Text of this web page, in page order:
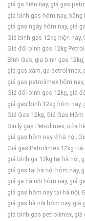
giá ga hiện nay, giá gas
giá bình gas hôm nay, bằng
giá gas ngày hôm nay, giá
Giá bình gas 12kg hiện nay,
Giá đổi bình gas 12kg
Bình Gas, gia binh gas 12kg,
giá gas xám, ga petrolimex,
giá gas petrolimex hôm nay,
Giá đổi bình gas 12kg, giá
giá gas bình 12kg hôm nay,
Giá Gas 12kg, Giá Gas Hôm
Đại lý gas Petrolimex, cửa
giá gas hôm nay ở hà nội,
Giá gas Petrolimex 12kg Hà
giá bình ga 12kg tại hà nội,
giá gas tại hà nội hôm nay,
giá ga hà nội hôm nay, giá
giá gas hôm nay tại hà nội,
giá gas hà nội hôm nay, giá
giá bình gas petrolimex, giá